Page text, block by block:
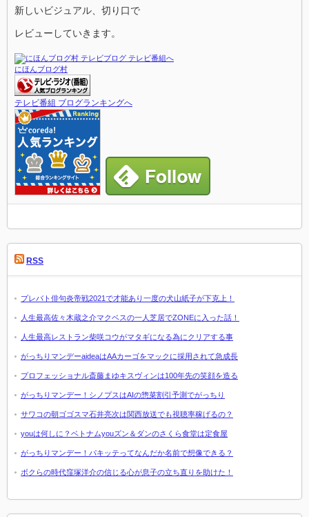
新しいビジュアル、切り口で
レビューしていきます。
にほんブログ村
テレビ番組 ブログランキングへ
RSS
プレバト俳句炎帝戦2021で才能あり一度の犬山紙子が下克上！
人生最高佐々木蔵之介マクベスの一人芝居でZONEに入った話！
人生最高レストラン柴咲コウがマタギになる為にクリアする事
がっちりマンデーaideaはAAカーゴをマックに採用されて急成長
プロフェッショナル斎藤まゆキスヴィンは100年先の笑顔を造る
がっちりマンデー！シノプスはAIの惣菜割引予測でがっちり
サワコの朝ゴゴスマ石井亮次は関西放送でも視聴率稼げるの？
youは何しに？ベトナムyouズン＆ダンのさくら食堂は定食屋
がっちりマンデー！パキッテってなんだか名前で想像できる？
ボクらの時代窪塚洋介の信じる心が息子の立ち直りを助けた！